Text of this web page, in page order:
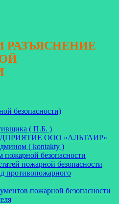
безопасности)
( П.Б. )
ООО «АЛЬТАИР»
( kontakty )
пожарной безопасности
пожарной безопасности
противопожарного
пожарной безопасности